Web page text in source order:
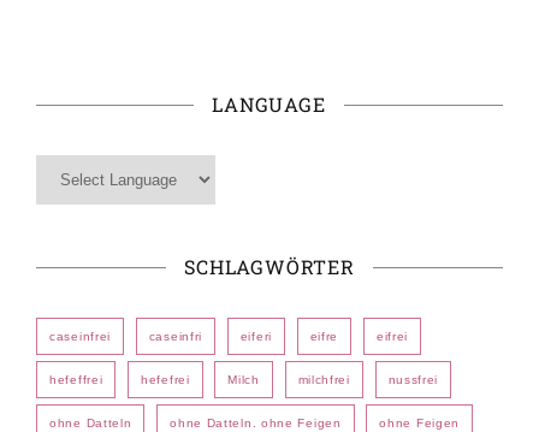
LANGUAGE
SCHLAGWÖRTER
caseinfrei caseinfri eiferi eifre eifrei
hefeffrei hefefrei Milch milchfrei nussfrei
ohne Datteln ohne Datteln. ohne Feigen ohne Feigen